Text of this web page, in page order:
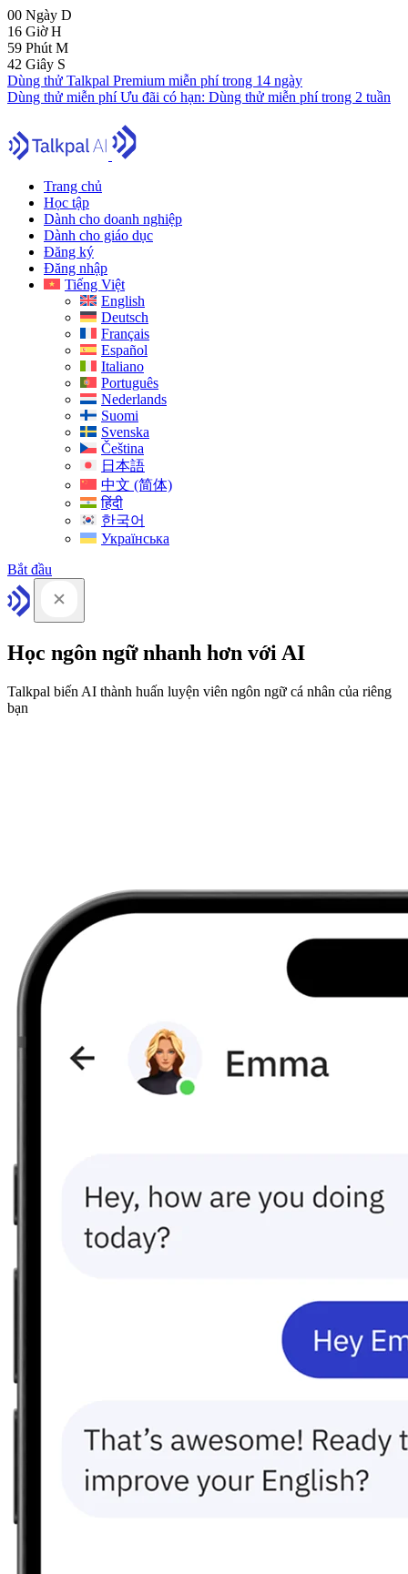
00 Ngày D
16 GiờH
59 Phút M
41 Giây S
Dùng thử Talkpal Premium miễn phí trong 14 ngày
Dùng thử miễn phíƯu đãi có hạn: Dùng thử miễn phí trong 2 tuần
Trang chủ
Học tập
Dành cho doanh nghiệp
Dành cho giáo dục
Đăng ký
Đăng nhập
Tiếng Việt
English
Deutsch
Français
Español
Italiano
Português
Nederlands
Suomi
Svenska
Čeština
日本語
中文 (简体)
हिंदी
한국어
Українська
Bắt đầu
Học ngôn ngữ nhanh hơn với AI
Talkpal biến AI thành huấn luyện viên ngôn ngữ cá nhân của riêng
bạn